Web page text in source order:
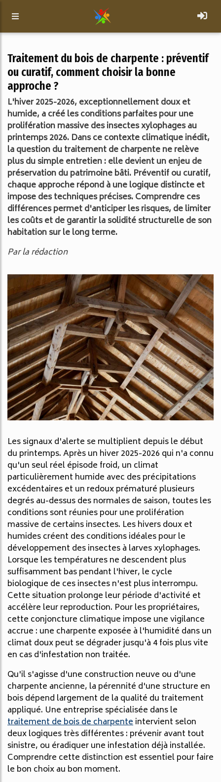
Traitement du bois de charpente : préventif
ou curatif, comment choisir la bonne
approche ?
L'hiver 2025-2026, exceptionnellement doux et
humide, a créé les conditions parfaites pour une
prolifération massive des insectes xylophages au
printemps 2026. Dans ce contexte climatique inédit,
la question du traitement de charpente ne relève
plus du simple entretien : elle devient un enjeu de
préservation du patrimoine bâti. Préventif ou curatif,
chaque approche répond à une logique distincte et
impose des techniques précises. Comprendre ces
différences permet d'anticiper les risques, de limiter
les coûts et de garantir la solidité structurelle de son
habitation sur le long terme.
Par la rédaction
Les signaux d'alerte se multiplient depuis le début
du printemps. Après un hiver 2025-2026 qui n'a connu
qu'un seul réel épisode froid, un climat
particulièrement humide avec des précipitations
excédentaires et un redoux prématuré plusieurs
degrés au-dessus des normales de saison, toutes les
conditions sont réunies pour une prolifération
massive de certains insectes. Les hivers doux et
humides créent des conditions idéales pour le
développement des insectes à larves xylophages.
Lorsque les températures ne descendent plus
suffisamment bas pendant l'hiver, le cycle
biologique de ces insectes n'est plus interrompu.
Cette situation prolonge leur période d'activité et
accélère leur reproduction. Pour les propriétaires,
cette conjoncture climatique impose une vigilance
accrue : une charpente exposée à l'humidité dans un
climat doux peut se dégrader jusqu'à 4 fois plus vite
en cas d'infestation non traitée.
Qu'il s'agisse d'une construction neuve ou d'une
charpente ancienne, la pérennité d'une structure en
bois dépend largement de la qualité du traitement
appliqué. Une entreprise spécialisée dans le
traitement de bois de charpenteintervient selon
deux logiques très différentes : prévenir avant tout
sinistre, ou éradiquer une infestation déjà installée.
Comprendre cette distinction est essentiel pour faire
le bon choix au bon moment.